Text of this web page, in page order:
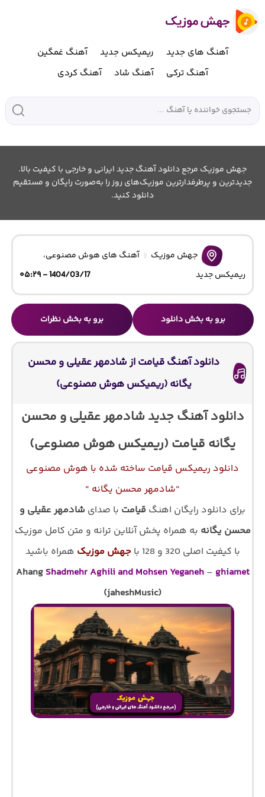
آهنگ های جدید ریمیکس جدید
آهنگ غمگین
آهنگ ترکی
آهنگ شاد آهنگ کردی
جهش موزیک مرجع دانلود آهنگ جدید ایرانی و خارجی با کیفیت بالا.
جدیدترین و پرطرفدارترین موزیک‌های روز را به‌صورت رایگان و مستقیم
دانلود کنید.
جهش موزیک آهنگ های هوش مصنوعی،
ریمیکس جدید
1404/03/17 - ۰۵:۲۹
برو به بخش دانلود برو به بخش نظرات
دانلود آهنگ قیامت از شادمهر عقیلی و محسن
یگانه (ریمیکس هوش مصنوعی)
دانلود آهنگ جدید شادمهر عقیلی و محسن
یگانه قیامت (ریمیکس هوش مصنوعی)
دانلود ریمیکس قیامت ساخته شده با هوش مصنوعی
“شادمهر محسن یگانه “
برای دانلود رایگان اهنگ قیامت با صدای شادمهر عقیلی و
محسن یگانه به همراه پخش آنلاین ترانه و متن کامل موزیک
با کیفیت اصلی 320 و 128 با
جهش موزیک همراه باشید
Ahang Shadmehr Aghili and Mohsen Yeganeh– ghiamet
(jaheshMusic)